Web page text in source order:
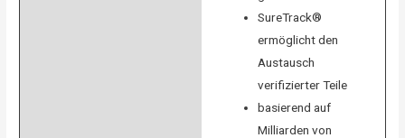
SureTrack®
ermöglicht den
Austausch
verifizierter Teile
basierend auf
Milliarden von